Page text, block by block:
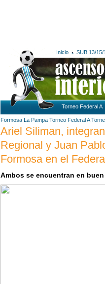
Inicio SUB 13/15/
Torneo Federal A
Formosa La Pampa Torneo Federal A
Ariel Siliman,
Regional y Juan
Formosa en el
Ambos se encuentran en